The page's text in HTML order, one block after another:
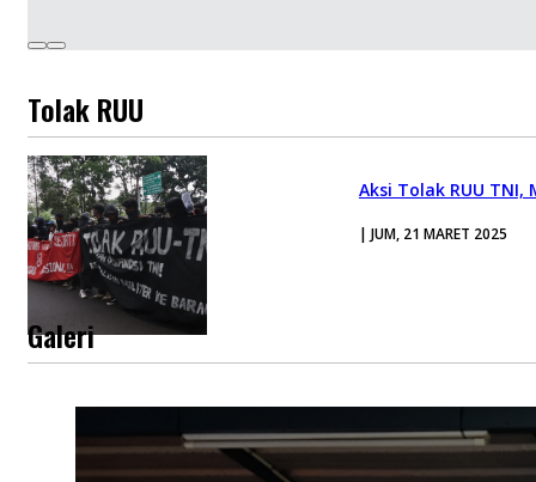
Tolak RUU
Aksi Tolak RUU TNI,
| JUM, 21 MARET 2025
Galeri